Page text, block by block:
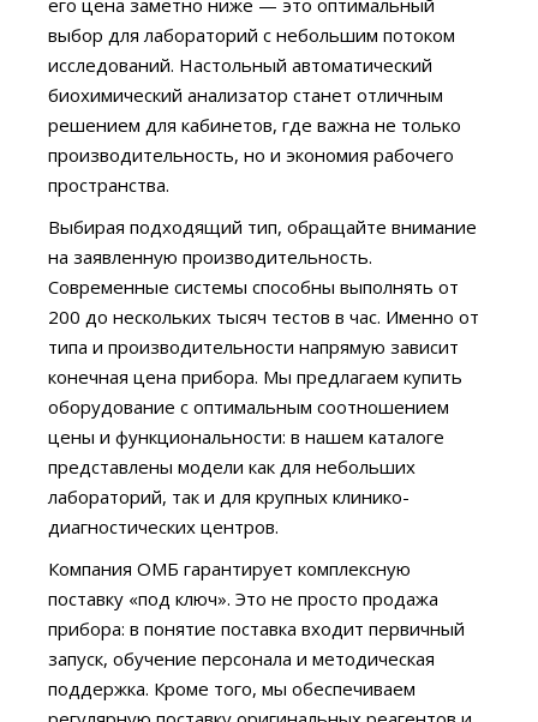
его цена заметно ниже — это оптимальный
выбор для лабораторий с небольшим потоком
исследований. Настольный автоматический
биохимический анализатор станет отличным
решением для кабинетов, где важна не только
производительность, но и экономия рабочего
пространства.
Выбирая подходящий тип, обращайте внимание
на заявленную производительность.
Современные системы способны выполнять от
200 до нескольких тысяч тестов в час. Именно от
типа и производительности напрямую зависит
конечная цена прибора. Мы предлагаем купить
оборудование с оптимальным соотношением
цены и функциональности: в нашем каталоге
представлены модели как для небольших
лабораторий, так и для крупных клинико-
диагностических центров.
Компания ОМБ гарантирует комплексную
поставку «под ключ». Это не просто продажа
прибора: в понятие поставка входит первичный
запуск, обучение персонала и методическая
поддержка. Кроме того, мы обеспечиваем